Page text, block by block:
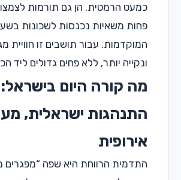
כמעט הרמטית. הן גם תורמות
פחות משאיות נכנסות לשכונות
המוקדמות. עבור תושבים זו חוויית
ונקייה יותר, ללא פחים גדולים ליד
מה קורה היום בישראל:
התנהגות ישראלית,
אירופית
התדמית הרווחת היא שפה “מפגרים